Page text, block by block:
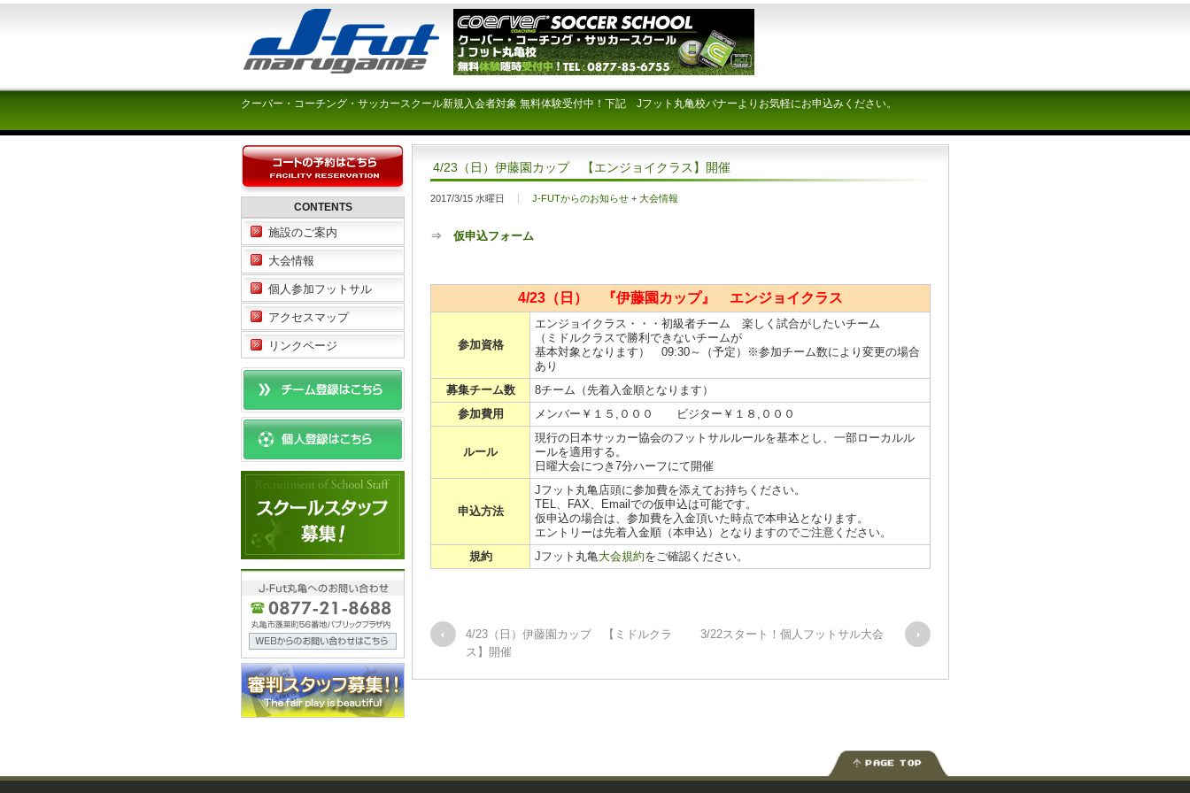
クーバー・コーチング・サッカースクール新規入会者対象 無料体験受付中！下記 Jフット丸亀校バナーよりお気軽にお申込みください。
4/23（日）伊藤園カップ 【エンジョイクラス】開催
2017/3/15 水曜日 J-FUTからのお知らせ + 大会情報
⇒ 仮申込フォーム
4/23（日） 『伊藤園カップ』 エンジョイクラス
参加資格
エンジョイクラス・・・初級者チーム 楽しく試合がしたいチーム
（ミドルクラスで勝利できないチームが
基本対象となります） 09:30～（予定）※参加チーム数により変更の場合
あり
募集チーム数
8チーム（先着入金順となります）
参加費用
メンバー￥１５,０００ ビジター￥１８,０００
ルール
現行の日本サッカー協会のフットサルルールを基本とし、一部ローカルル
ールを適用する。
日曜大会につき7分ハーフにて開催
申込方法
Jフット丸亀店頭に参加費を添えてお持ちください。
TEL、FAX、Emailでの仮申込は可能です。
仮申込の場合は、参加費を入金頂いた時点で本申込となります。
エントリーは先着入金順（本申込）となりますのでご注意ください。
規約
Jフット丸亀 大会規約をご確認ください。
4/23（日）伊藤園カップ 【ミドルクラ
ス】開催
3/22スタート！個人フットサル大会
CONTENTS
施設のご案内
大会情報
個人参加フットサル
アクセスマップ
リンクページ